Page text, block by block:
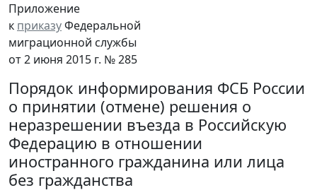
Приложение
к приказуФедеральной
миграционной службы
от 2 июня 2015 г. № 285
Порядок информирования ФСБ России
о принятии (отмене) решения о
неразрешении въезда в Российскую
Федерацию в отношении
иностранного гражданина или лица
без гражданства